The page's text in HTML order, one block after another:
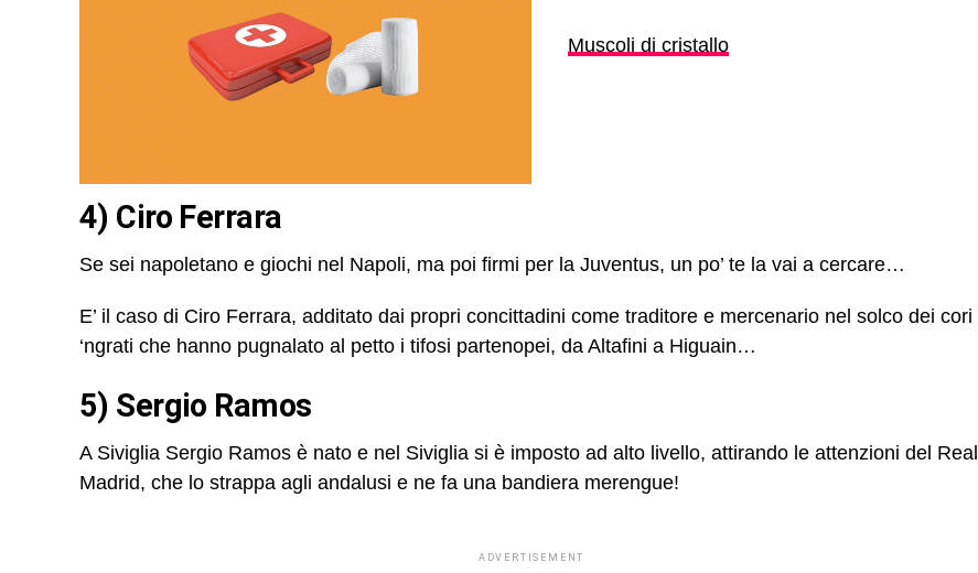
Muscoli di cristallo
4) Ciro Ferrara
Se sei napoletano e giochi nel Napoli, ma poi firmi per la Juventus, un po’ te la vai a cercare…
E’ il caso di Ciro Ferrara, additato dai propri concittadini come traditore e mercenario nel solco dei cori
‘ngrati che hanno pugnalato al petto i tifosi partenopei, da Altafini a Higuain…
5) Sergio Ramos
A Siviglia Sergio Ramos è nato e nel Siviglia si è imposto ad alto livello, attirando le attenzioni del Real
Madrid, che lo strappa agli andalusi e ne fa una bandiera merengue!
ADVERTISEMENT